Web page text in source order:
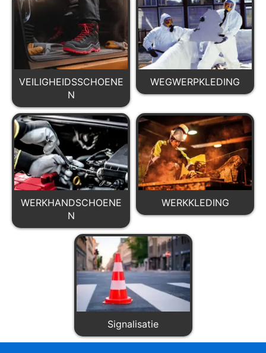
VEILIGHEIDSSCHOENE
N
WEGWERPKLEDING
WERKHANDSCHOENE
N
WERKKLEDING
Signalisatie